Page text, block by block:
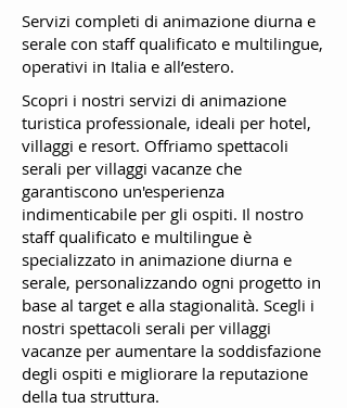
Servizi completi di animazione diurna e
serale con staff qualificato e multilingue,
operativi in Italia e all’estero.
Scopri i nostri servizi di animazione
turistica professionale, ideali per hotel,
villaggi e resort. Offriamo spettacoli
serali per villaggi vacanze che
garantiscono un'esperienza
indimenticabile per gli ospiti. Il nostro
staff qualificato e multilingue è
specializzato in animazione diurna e
serale, personalizzando ogni progetto in
base al target e alla stagionalità. Scegli i
nostri spettacoli serali per villaggi
vacanze per aumentare la soddisfazione
degli ospiti e migliorare la reputazione
della tua struttura.